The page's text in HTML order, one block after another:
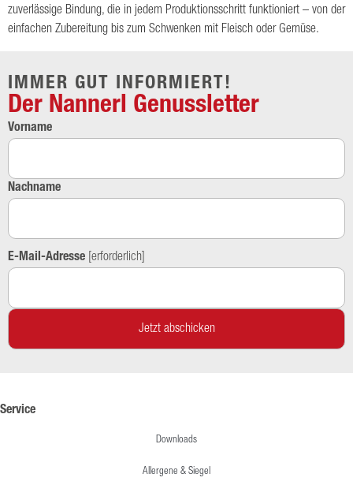
zuverlässige Bindung, die in jedem Produktionsschritt funktioniert – von der
einfachen Zubereitung bis zum Schwenken mit Fleisch oder Gemüse.
IMMER GUT INFORMIERT!
Der Nannerl Genussletter
Vorname
Nachname
E-Mail-Adresse [erforderlich]
Service
Downloads
Allergene & Siegel